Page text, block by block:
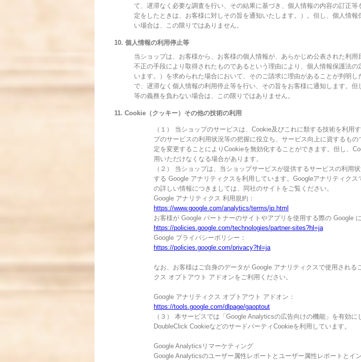
て、遅滞なく必要な調査を行い、その結果に基づき、個人情報の内容の訂正
定をしたときは、お客様に対しその旨を通知いたします。）。但し、個人情
い場合は、この限りではありません。
10. 個人情報の利用停止等
当ショップは、お客様から、お客様の個人情報が、あらかじめ公表された利
不正の手段により取得されたものであるという理由により、個人情報保護法
います。）を求められた場合において、そのご請求に理由があることが判明
で、遅滞なく個人情報の利用停止等を行い、その旨をお客様に通知します。
等の義務を負わない場合は、この限りではありません。
11. Cookie（クッキー）その他の技術の利用
（１） 当ショップのサービスは、Cookie及びこれに類する技術を利
プのサービスの利用状況等の把握に役立ち、サービス向上に資するも
定を変更することによりCookieを無効化することができます。但し、
用いただけなくなる場合があります。
（２） 当ショップは、当ショップサービスが提供するサービスの利
する Google アナリティクスを利用しています。Googleアナリティク
の詳しい情報につきましては、同社のサイトをご覧ください。
Google アナリティクス 利用規約：
https://www.google.com/analytics/terms/jp.html
お客様が Google パートナーのサイトやアプリを使用する際の Google
https://policies.google.com/technologies/partner-sites?hl=ja
Google プライバシーポリシー：
https://policies.google.com/privacy?hl=ja
なお、お客様はご自身のデータが Google アナリティクスで使用され
クス オプトアウト アドオンをご利用ください。
Google アナリティクス オプトアウト アドオン：
https://tools.google.com/dlpage/gaoptout
（３） 本サービスでは「Google Analyticsの広告向けの機能」を有効
DoubleClick CookieなどのサードパーティCookieを利用しています。
Google Analyticsリマーケティング
Google Analyticsのユーザー属性レポートとユーザー属性レポートとイ